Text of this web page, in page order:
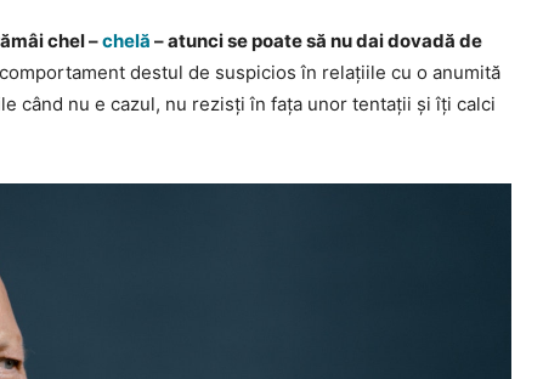
chel –chelă – atunci se poate să nu dai dovadă de
destul de suspicios în relațiile cu o anumită
când nu e cazul, nu rezisți în fața unor tentații și îți calci